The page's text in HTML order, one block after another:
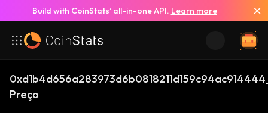
Build with CoinStats’ all-in-one API. Learn more
Preço